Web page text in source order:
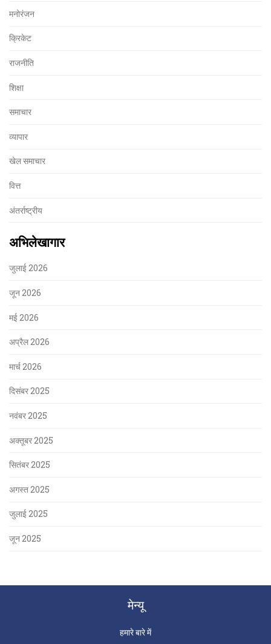
मनोरंजन
क्रिकेट
राजनीति
शिक्षा
समाचार
व्यापार
खेल समाचार
वित्त
अंतर्राष्ट्रीय
अभिलेखागार
जुलाई 2026
जून 2026
मई 2026
अप्रैल 2026
मार्च 2026
दिसंबर 2025
नवंबर 2025
अक्तूबर 2025
सितंबर 2025
अगस्त 2025
जुलाई 2025
जून 2025
मेन्यू
हमारे बारे में